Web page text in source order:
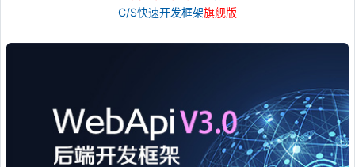
C/S快速开发框架旗舰版